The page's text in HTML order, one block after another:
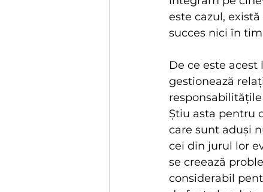
este cazul,
succes nici în
De ce este
gestionează
Știu asta pentru
care sunt aduși
cei din jurul lor
se creează
considerabil